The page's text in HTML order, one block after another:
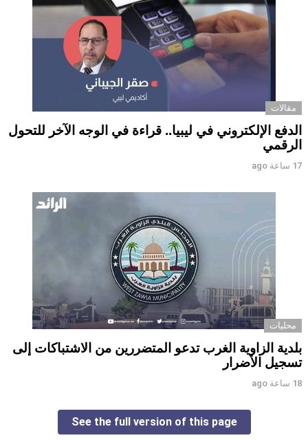
مقالات
الدفع الإلكتروني في ليبيا.. قراءة في الوجه الآخر للتحول
الرقمي ‏
17 ساعة ago
محليات
بلدية الزاوية الغرب تدعو المتضررين من الاشتباكات إلى
تسجيل الأضرار
18 ساعة ago
See the full version of this page